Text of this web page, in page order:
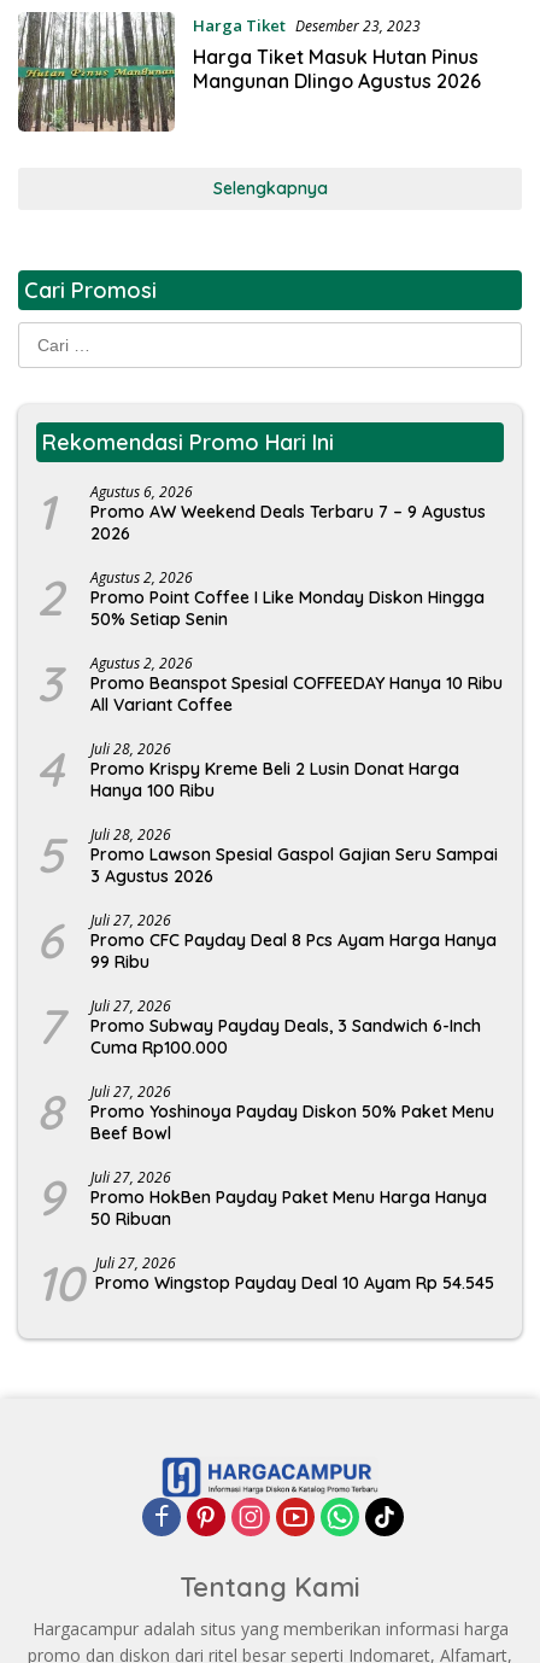
Harga Tiket Desember 23, 2023
Harga Tiket Masuk Hutan Pinus
Mangunan Dlingo Agustus 2026
Selengkapnya
Cari Promosi
Cari
untuk:
Rekomendasi Promo Hari Ini
1 Agustus 6, 2026
Promo AW Weekend Deals Terbaru 7 – 9 Agustus
2026
2 Agustus 2, 2026
Promo Point Coffee I Like Monday Diskon Hingga
50% Setiap Senin
3 Agustus 2, 2026
Promo Beanspot Spesial COFFEEDAY Hanya 10 Ribu
All Variant Coffee
4 Juli 28, 2026
Promo Krispy Kreme Beli 2 Lusin Donat Harga
Hanya 100 Ribu
5 Juli 28, 2026
Promo Lawson Spesial Gaspol Gajian Seru Sampai
3 Agustus 2026
6 Juli 27, 2026
Promo CFC Payday Deal 8 Pcs Ayam Harga Hanya
99 Ribu
7 Juli 27, 2026
Promo Subway Payday Deals, 3 Sandwich 6-Inch
Cuma Rp100.000
8 Juli 27, 2026
Promo Yoshinoya Payday Diskon 50% Paket Menu
Beef Bowl
9 Juli 27, 2026
Promo HokBen Payday Paket Menu Harga Hanya
50 Ribuan
10 Juli 27, 2026
Promo Wingstop Payday Deal 10 Ayam Rp 54.545
Tentang Kami
Hargacampur adalah situs yang memberikan informasi harga
promo dan diskon dari ritel besar seperti Indomaret, Alfamart,